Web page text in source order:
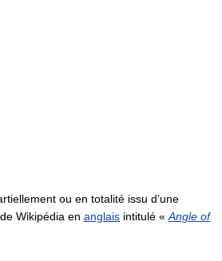
ou en totalité issu d’une
Wikipédia en anglais intitulé « Angle of